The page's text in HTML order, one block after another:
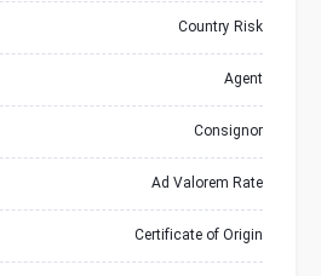
Country Risk
Agent
Consignor
Ad Valorem Rate
Certificate of Origin